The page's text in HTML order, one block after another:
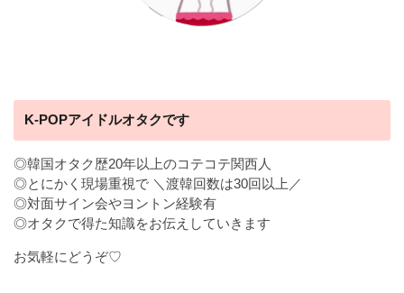
K-POPアイドルオタクです
◎韓国オタク歴20年以上のコテコテ関西人
◎とにかく現場重視で ＼渡韓回数は30回以上／
◎対面サイン会やヨントン経験有
◎オタクで得た知識をお伝えしていきます
お気軽にどうぞ♡